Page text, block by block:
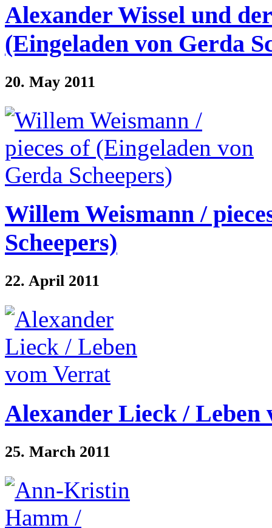
Alexander Wissel und
(Eingeladen von Gerda
20. May 2011
Willem Weismann /
Scheepers)
22. April 2011
Alexander Lieck / Leben
25. March 2011